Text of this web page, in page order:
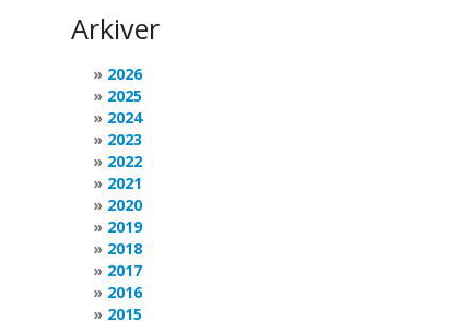
Arkiver
2026
2025
2024
2023
2022
2021
2020
2019
2018
2017
2016
2015